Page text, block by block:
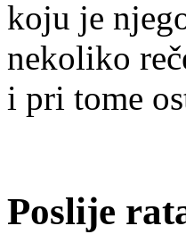
koju je
nekoliko
i pri tome
Poslije